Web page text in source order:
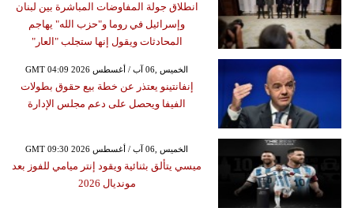
انطلاق جولة المفاوضات المباشرة بين لبنان
وإسرائيل في روما و"حزب الله" يهاجم
المحادثات ويقول إنها ستجلب "العار"
GMT 04:09 2026 الخميس ,06 آب / أغسطس
إنفانتينو يعتذر عن خطة بيع حقوق بطولات
الفيفا ويحصل على دعم مجلس الإدارة
GMT 09:30 2026 الخميس ,06 آب / أغسطس
ميسي يتألق بثنائية ويقود إنتر ميامي للفوز بعد
مونديال 2026